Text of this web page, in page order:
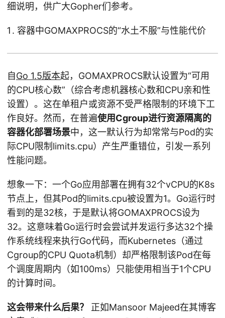
细说明，供广大Gopher们参考。
容器中GOMAXPROCS的“水土不服”与性能代价
自Go 1.5版本起，GOMAXPROCS默认设置为“可用
的CPU核心数”（综合考虑机器核心数和CPU亲和性
设置）。这在单租户或资源不受严格限制的环境下工
作良好。然而，在普遍使用Cgroup进行资源隔离的
容器化部署场景中，这一默认行为却常常与Pod的实
际CPU限制limits.cpu）产生严重错位，引发一系列
性能问题。
想象一下：一个Go应用部署在拥有32个vCPU的K8s
节点上，但其Pod的limits.cpu被设置为1。Go运行时
看到的是32核，于是默认将GOMAXPROCS设为
32。这意味着Go运行时会尝试并发运行多达32个操
作系统线程来执行Go代码，而Kubernetes（通过
Cgroup的CPU Quota机制）却严格限制该Pod在每
个调度周期内（如100ms）只能使用相当于1个CPU
的计算时间。
这会带来什么后果？
正如Mansoor Majeed在其博客